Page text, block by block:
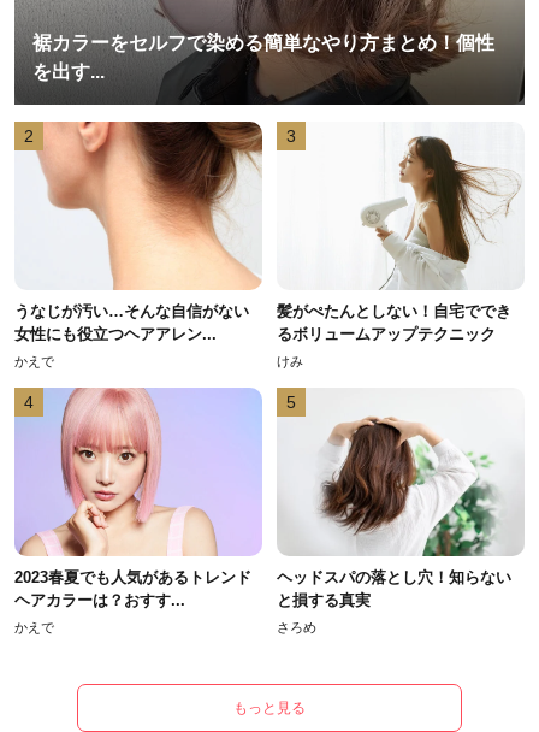
裾カラーをセルフで染める簡単なやり方まとめ！個性
を出す...
2
うなじが汚い…そんな自信がない
女性にも役立つヘアアレン...
かえで
3
髪がぺたんとしない！自宅ででき
るボリュームアップテクニック
けみ
4
2023春夏でも人気があるトレンド
ヘアカラーは？おすす...
かえで
5
ヘッドスパの落とし穴！知らない
と損する真実
さろめ
もっと見る